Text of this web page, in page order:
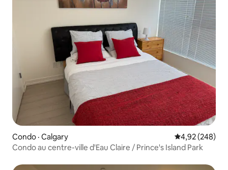
Condo · Calgary Note
4,92 (248)
Condo au centre-ville d'Eau Claire / Prince's Island Park